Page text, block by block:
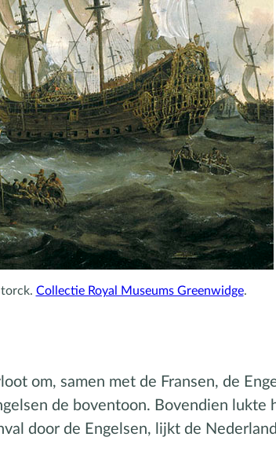
Collectie Royal Museums Greenwidge.
om, samen met de Fransen, de
de boventoon. Bovendien lukte
door de Engelsen, lijkt de